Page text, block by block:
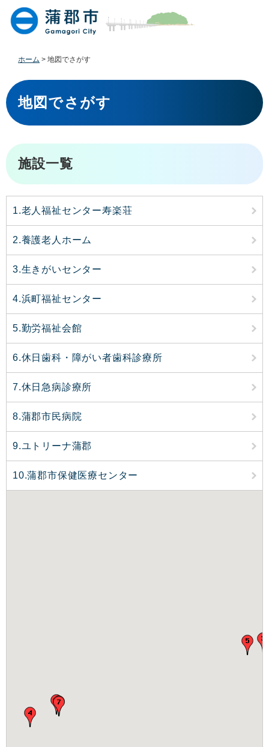
す
。
し
て
ホーム > 地図でさがす
本
文
地図でさがす
施設一覧
1.老人福祉センター寿楽荘
2.養護老人ホーム
3.生きがいセンター
4.浜町福祉センター
5.勤労福祉会館
6.休日歯科・障がい者歯科診療所
7.休日急病診療所
8.蒲郡市民病院
9.ユトリーナ蒲郡
10.蒲郡市保健医療センター